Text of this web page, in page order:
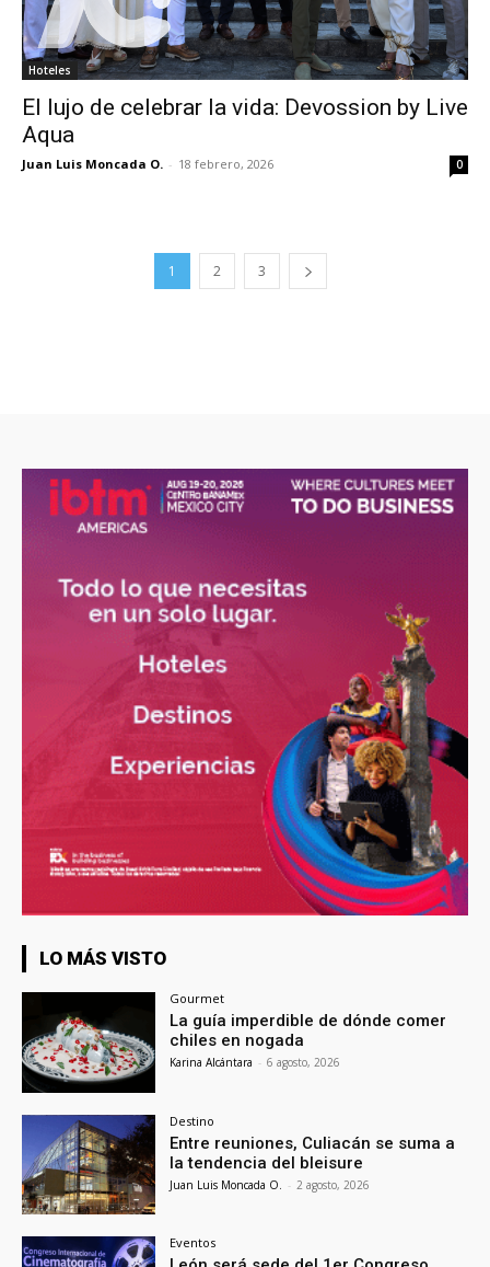
Hoteles
El lujo de celebrar la vida: Devossion by Live
Aqua
Juan Luis Moncada O. - 18 febrero, 2026 0
1 2 3
LO MÁS VISTO
Gourmet
La guía imperdible de dónde comer
chiles en nogada
Karina Alcántara - 6 agosto, 2026
Destino
Entre reuniones, Culiacán se suma a
la tendencia del bleisure
Juan Luis Moncada O. - 2 agosto, 2026
Eventos